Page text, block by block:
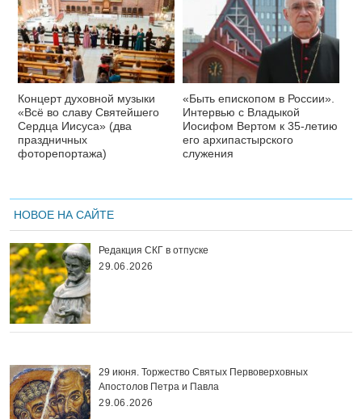
Концерт духовной музыки
«Всё во славу Святейшего
Сердца Иисуса» (два
праздничных
фоторепортажа)
«Быть епископом в России».
Интервью с Владыкой
Иосифом Вертом к 35-летию
его архипастырского
служения
НОВОЕ НА САЙТЕ
Редакция СКГ в отпуске
29.06.2026
29 июня. Торжество Святых Первоверховных
Апостолов Петра и Павла
29.06.2026